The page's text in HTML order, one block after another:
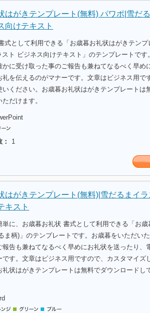
はがきテンプレート(無料) パワポ|雪だ
向けテキスト
式として利用できる「お歳暮お礼状はがきテンプ
スト ビジネス向けテキスト」のテンプレートです
かに受け取った事のご報告も兼ねてなるべく早め
礼を伝えるのがマナーです。文章はビジネス用で
いください。お歳暮お礼状はがきテンプレートは
だけます。
1
はがきテンプレート(無料)|雪だるまイ
キスト
単に、お歳暮お礼状 書式として利用できる「お歳
ま柄)」のテンプレートです。お歳暮をいただい
報告も兼ねてなるべく早めにお礼状を送ったり、
です。文章はビジネス用ですので、カスタマイズ
礼状はがきテンプレートは無料でダウンロードし